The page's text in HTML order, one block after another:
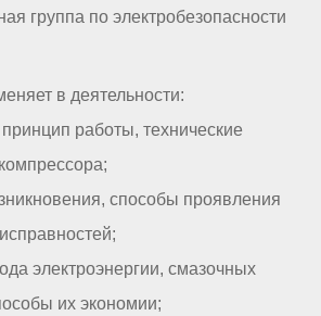
группа по электробезопасности
в деятельности:
работы, технические
способы проявления
электроэнергии, смазочных
их экономии;